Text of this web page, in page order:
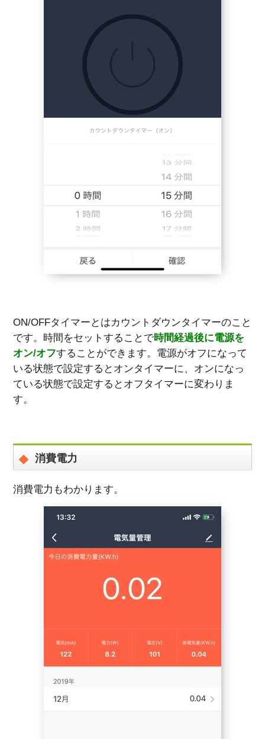
ON/OFFタイマーとはカウントダウンタイマーのこと
です。時間をセットすることで時間経過後に電源を
オン/オフすることができます。電源がオフになって
いる状態で設定するとオンタイマーに、オンになっ
ている状態で設定するとオフタイマーに変わりま
す。
消費電力
消費電力もわかります。